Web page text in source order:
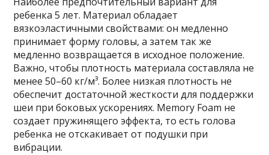
ребенка 5 лет. Материал обладает
вязкоэластичными свойствами: он медленно
принимает форму головы, а затем так же
медленно возвращается в исходное положение.
Важно, чтобы плотность материала составляла не
менее 50–60 кг/м³. Более низкая плотность не
обеспечит достаточной жесткости для поддержки
шеи при боковых ускорениях. Memory Foam не
создает пружинящего эффекта, то есть голова
ребенка не отскакивает от подушки при
вибрации.